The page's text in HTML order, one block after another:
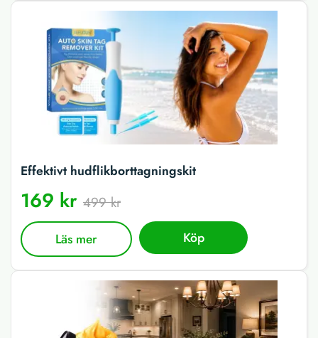
Effektivt hudflikborttagningskit
169 kr 499 kr
Läs mer Köp